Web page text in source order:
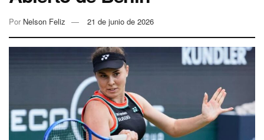
Por Nelson Feliz 21 de junio de 2026